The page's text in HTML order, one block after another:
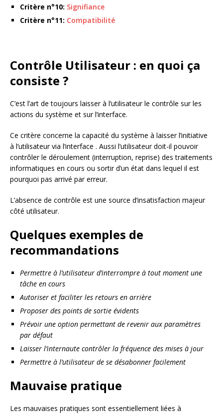
Critère n°10: Signifiance
Critère n°11: Compatibilité
Contrôle Utilisateur : en quoi ça
consiste ?
C’est l’art de toujours laisser à l’utilisateur le contrôle sur les
actions du système et sur l’interface.
Ce critère concerne la capacité du système à laisser l’initiative
à l’utilisateur via l’interface . Aussi l’utilisateur doit-il pouvoir
contrôler le déroulement (interruption, reprise) des traitements
informatiques en cours ou sortir d’un état dans lequel il est
pourquoi pas arrivé par erreur.
L’absence de contrôle est une source d’insatisfaction majeur
côté utilisateur.
Quelques exemples de
recommandations
Permettre à l’utilisateur d’interrompre à tout moment une
tâche en cours
Autoriser et faciliter les retours en arrière
Proposer des points de sortie évidents
Prévoir une option permettant de revenir aux paramètres
par défaut
Laisser l’internaute contrôler la fréquence des mises à jour
Permettre à l’utilisateur de se désabonner facilement
Mauvaise pratique
Les mauvaises pratiques sont essentiellement liées à